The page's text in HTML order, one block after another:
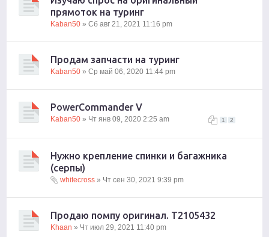
прямоток на туринг
Kaban50 » Сб авг 21, 2021 11:16 pm
Продам запчасти на туринг
Kaban50 » Ср май 06, 2020 11:44 pm
PowerCommander V
1 2
Kaban50 » Чт янв 09, 2020 2:25 am
Нужно крепление спинки и багажника
(серпы)
whitecross » Чт сен 30, 2021 9:39 pm
Продаю помпу оригинал. T2105432
Khaan » Чт июл 29, 2021 11:40 pm